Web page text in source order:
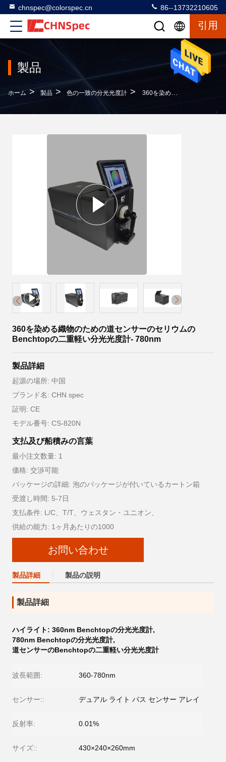
chnspec@colorspec.cn 86--13732210605
引用
製品
ホーム > 製品 > 色の一致の分光光度計 > 360を染める織物のための道センサーのセリウムのBenchtopの二重軽い分光光度計- 780nm
360を染める織物のための道センサーのセリウムの
Benchtopの二重軽い分光光度計- 780nm
製品詳細
起源の場所: 中国
ブランド名: CHN spec
証明: CE
モデル番号: CS-820N
支払及び船積みの言葉
最小注文数量: 1
価格: 交渉可能
パッケージの詳細: 泡のパッケージが付いているカートン箱
受渡し時間: 5-7日
支払条件: L/C、T/T、ウェスタン・ユニオン、
供給の能力: 1ヶ月あたりの1000
お問い合わせ
製品詳細 製品の説明
製品詳細
ハイライト: 360nm Benchtopの分光光度計,
780nm Benchtopの分光光度計,
道センサーのBenchtopの二重軽い分光光度計
波長範囲: 360-780nm
センサー:: デュアル ライト パス センサー アレイ
反射率: 0.01%
サイズ:: 430×240×260mm